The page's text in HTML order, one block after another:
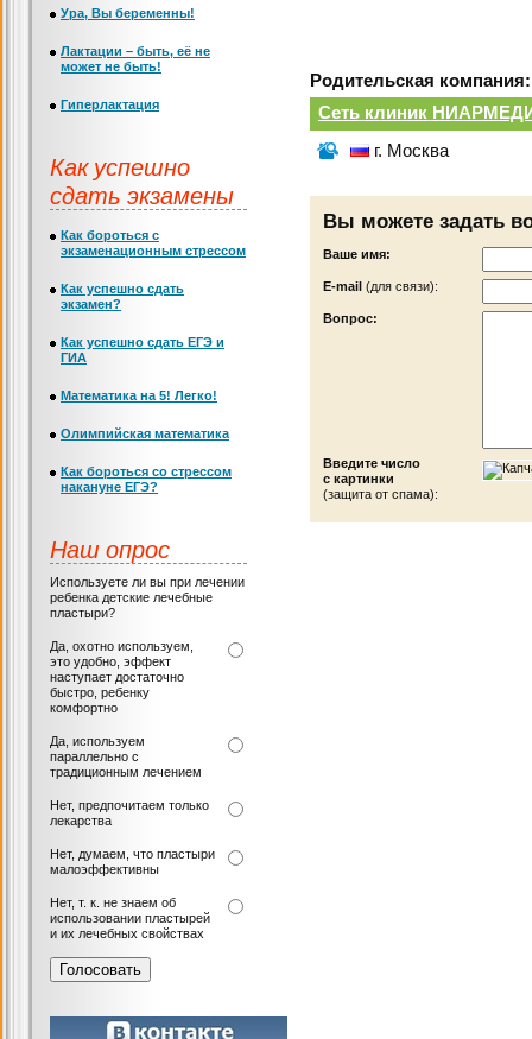
Родительская компания:
Сеть клиник
г. Москва
Вы можете задать
Ваше имя:
Е-mail (для связи):
Вопрос:
Введите число
с картинки
(защита от спама):
Ура, Вы беременны!
Лактации – быть, её не
может не быть!
Гиперлактация
Как успешно
сдать экзамены
Как бороться с
экзаменационным стрессом
Как успешно сдать
экзамен?
Как успешно сдать ЕГЭ и
ГИА
Математика на 5! Легко!
Олимпийская математика
Как бороться со стрессом
накануне ЕГЭ?
Наш опрос
Используете ли вы при лечении
ребенка детские лечебные
пластыри?
Да, охотно используем,
это удобно, эффект
наступает достаточно
быстро, ребенку
комфортно
Да, используем
параллельно с
традиционным лечением
Нет, предпочитаем только
лекарства
Нет, думаем, что пластыри
малоэффективны
Нет, т. к. не знаем об
использовании пластырей
и их лечебных свойствах